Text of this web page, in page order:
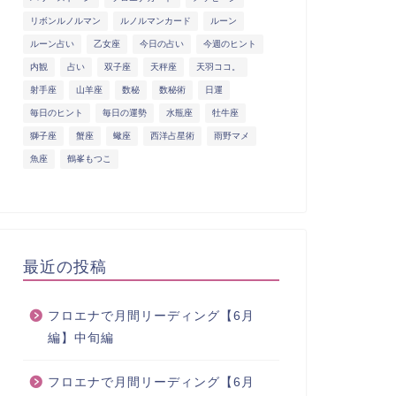
リボンルノルマン ルノルマンカード ルーン
ルーン占い 乙女座 今日の占い 今週のヒント
内観 占い 双子座 天秤座 天羽ココ。
射手座 山羊座 数秘 数秘術 日運
毎日のヒント 毎日の運勢 水瓶座 牡牛座
獅子座 蟹座 蠍座 西洋占星術 雨野マメ
魚座 鶴峯もつこ
最近の投稿
フロエナで月間リーディング【6月
編】中旬編
フロエナで月間リーディング【6月